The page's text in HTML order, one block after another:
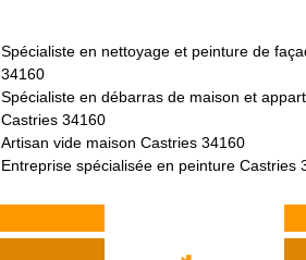
Spécialiste en nettoyage et peinture de
34160
Spécialiste en débarras de maison et
Castries 34160
Artisan vide maison Castries 34160
Entreprise spécialisée en peinture Castries